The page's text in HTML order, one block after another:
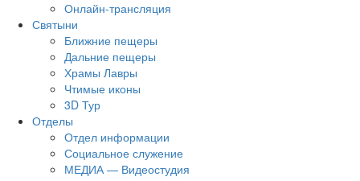
Онлайн-трансляция
Святыни
Ближние пещеры
Дальние пещеры
Храмы Лавры
Чтимые иконы
3D Тур
Отделы
Отдел информации
Социальное служение
МЕДИА — Видеостудия